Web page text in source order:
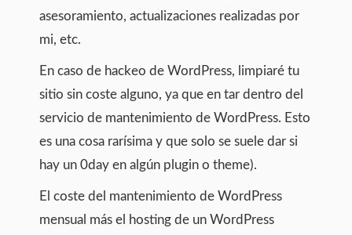
asesoramiento, actualizaciones realizadas por
mi, etc.
En caso de hackeo de WordPress, limpiaré tu
sitio sin coste alguno, ya que en tar dentro del
servicio de mantenimiento de WordPress. Esto
es una cosa rarísima y que solo se suele dar si
hay un 0day en algún plugin o theme).
El coste del mantenimiento de WordPress
mensual más el hosting de un WordPress